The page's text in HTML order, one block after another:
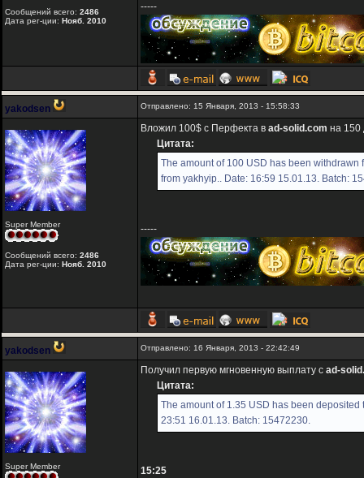
Сообщений всего: 2486
Дата рег-ции: Нояб. 2010
-----
yakodsen Отправлено: 15 Января, 2013 - 15:58:33
Super Member
Сообщений всего: 2486
Дата рег-ции: Нояб. 2010
Вложил 100$ с Перфекта в ad-solid.com на 150
Цитата:
The amount of 100 USD has been
from yakhyip.. Date: 16:59 15.01.13. Batch:
-----
yakodsen Отправлено: 16 Января, 2013 - 22:42:49
Super Member
Получил первую мгновенную выплату с ad-
Цитата:
The amount of 1.35 USD has been
23:51 16.01.13. Batch: 15472230.
15:25